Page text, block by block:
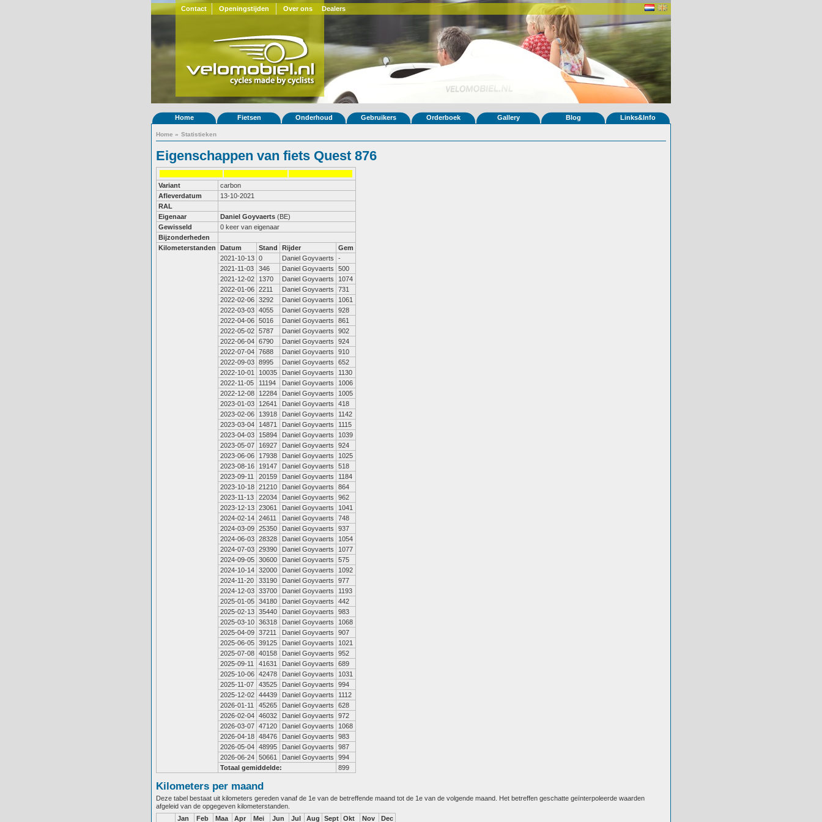
Contact Openingstijden Over ons Dealers
Home Fietsen Onderhoud Gebruikers Orderboek Gallery Blog Links&Info
Home » Statistieken
Eigenschappen van fiets Quest 876
Variant
carbon
Afleverdatum
13-10-2021
RAL
Eigenaar
Daniel Goyvaerts (BE)
Gewisseld
0 keer van eigenaar
Bijzonderheden
Kilometerstanden
Datum Stand Rijder
Gem
2021-10-13 0 Daniel Goyvaerts
-
2021-11-03
346 Daniel Goyvaerts
500
2021-12-02
1370 Daniel Goyvaerts
1074
2022-01-06 2211 Daniel Goyvaerts
731
2022-02-06 3292 Daniel Goyvaerts
1061
2022-03-03 4055 Daniel Goyvaerts
928
2022-04-06 5016 Daniel Goyvaerts
861
2022-05-02 5787 Daniel Goyvaerts
902
2022-06-04 6790 Daniel Goyvaerts
924
2022-07-04 7688 Daniel Goyvaerts
910
2022-09-03 8995 Daniel Goyvaerts
652
2022-10-01
10035 Daniel Goyvaerts
1130
2022-11-05
11194 Daniel Goyvaerts
1006
2022-12-08
12284 Daniel Goyvaerts
1005
2023-01-03
12641 Daniel Goyvaerts
418
2023-02-06
13918 Daniel Goyvaerts
1142
2023-03-04
14871 Daniel Goyvaerts
1115
2023-04-03
15894 Daniel Goyvaerts
1039
2023-05-07
16927 Daniel Goyvaerts
924
2023-06-06
17938 Daniel Goyvaerts
1025
2023-08-16
19147 Daniel Goyvaerts
518
2023-09-11
20159 Daniel Goyvaerts
1184
2023-10-18 21210 Daniel Goyvaerts
864
2023-11-13
22034 Daniel Goyvaerts
962
2023-12-13 23061 Daniel Goyvaerts
1041
2024-02-14 24611 Daniel Goyvaerts
748
2024-03-09 25350 Daniel Goyvaerts
937
2024-06-03 28328 Daniel Goyvaerts
1054
2024-07-03 29390 Daniel Goyvaerts
1077
2024-09-05 30600 Daniel Goyvaerts
575
2024-10-14 32000 Daniel Goyvaerts
1092
2024-11-20
33190 Daniel Goyvaerts
977
2024-12-03 33700 Daniel Goyvaerts
1193
2025-01-05 34180 Daniel Goyvaerts
442
2025-02-13 35440 Daniel Goyvaerts
983
2025-03-10 36318 Daniel Goyvaerts
1068
2025-04-09 37211 Daniel Goyvaerts
907
2025-06-05 39125 Daniel Goyvaerts
1021
2025-07-08 40158 Daniel Goyvaerts
952
2025-09-11
41631 Daniel Goyvaerts
689
2025-10-06 42478 Daniel Goyvaerts
1031
2025-11-07
43525 Daniel Goyvaerts
994
2025-12-02 44439 Daniel Goyvaerts
1112
2026-01-11
45265 Daniel Goyvaerts
628
2026-02-04 46032 Daniel Goyvaerts
972
2026-03-07 47120 Daniel Goyvaerts
1068
2026-04-18 48476 Daniel Goyvaerts
983
2026-05-04 48995 Daniel Goyvaerts
987
2026-06-24 50661 Daniel Goyvaerts
994
Totaal gemiddelde:
899
Kilometers per maand
Deze tabel bestaat uit kilometers gereden vanaf de 1e van de betreffende maand tot de 1e van de volgende maand. Het betreffen geschatte geïnterpoleerde waarden
afgeleid van de opgegeven kilometerstanden.
Jan
Feb Maa Apr Mei Jun Jul Aug Sept Okt Nov Dec